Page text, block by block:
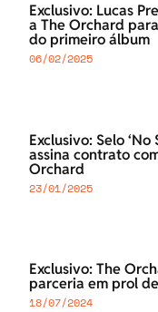
Exclusivo: Lucas
a The Orchard
do primeiro álbum
06/02/2025
Exclusivo: Selo ‘No
assina contrato
Orchard
23/01/2025
Exclusivo: The
parceria em prol
18/07/2024